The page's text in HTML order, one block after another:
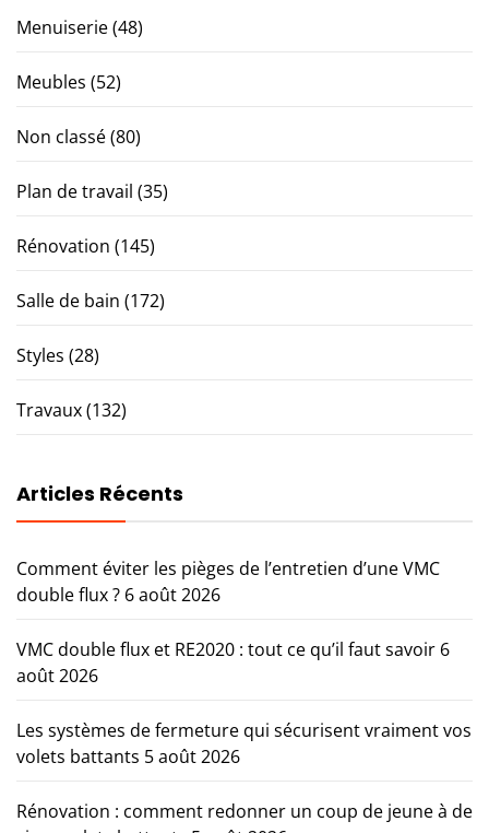
Menuiserie(48)
Meubles (52)
Non classé(80)
Plan de travail (35)
Rénovation (145)
Salle de bain (172)
Styles (28)
Travaux(132)
Articles Récents
Comment éviter les pièges de l’entretien d’une VMC
double flux ? 6 août 2026
VMC double flux et RE2020 : tout ce qu’il faut savoir 6
août 2026
Les systèmes de fermeture qui sécurisent vraiment vos
volets battants 5 août 2026
Rénovation : comment redonner un coup de jeune à de